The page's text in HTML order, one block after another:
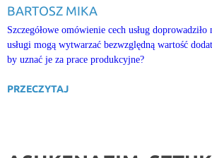
BARTOSZ MIKA
Szczegółowe omówienie cech usług
usługi mogą wytwarzać bezwzględną wartość
by uznać je za prace produkcyjne?
PRZECZYTAJ